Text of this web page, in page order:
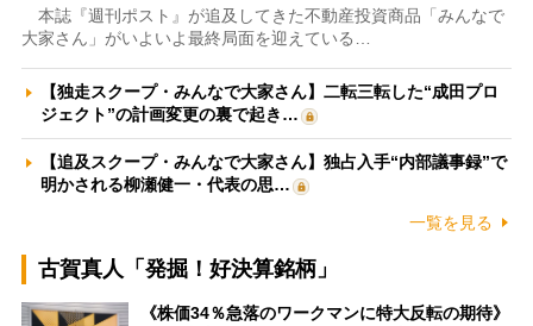
本誌『週刊ポスト』が追及してきた不動産投資商品「みんなで
大家さん」がいよいよ最終局面を迎えている…
【独走スクープ・みんなで大家さん】二転三転した“成田プロ
ジェクト”の計画変更の裏で起き…
【追及スクープ・みんなで大家さん】独占入手“内部議事録”で
明かされる柳瀬健一・代表の思…
一覧を見る
古賀真人「発掘！好決算銘柄」
《株価34％急落のワークマンに特大反転の期待》